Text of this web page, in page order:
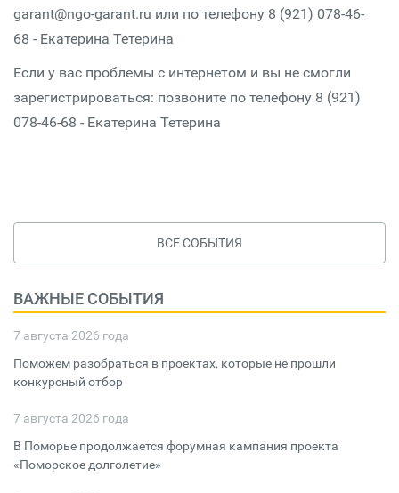
garant@ngo-garant.ru или по телефону 8 (921) 078-46-
68 - Екатерина Тетерина
Если у вас проблемы с интернетом и вы не смогли
зарегистрироваться: позвоните по телефону 8 (921)
078-46-68 - Екатерина Тетерина
ВСЕ СОБЫТИЯ
ВАЖНЫЕ СОБЫТИЯ
7 августа 2026 года
Поможем разобраться в проектах, которые не прошли
конкурсный отбор
7 августа 2026 года
В Поморье продолжается форумная кампания проекта
«Поморское долголетие»